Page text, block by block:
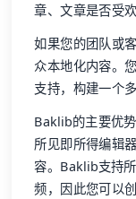
章、文章是否受欢
如果您的团队或
众本地化内容。
支持，构建一个
Baklib的主要优
所见即所得编辑
容。Baklib支持
频，因此您可以